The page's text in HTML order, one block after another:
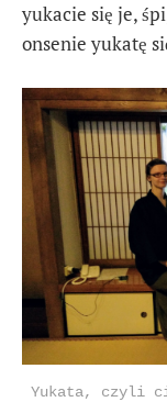
yukacie się je,
onsenie yukatę
Yukata, czyli